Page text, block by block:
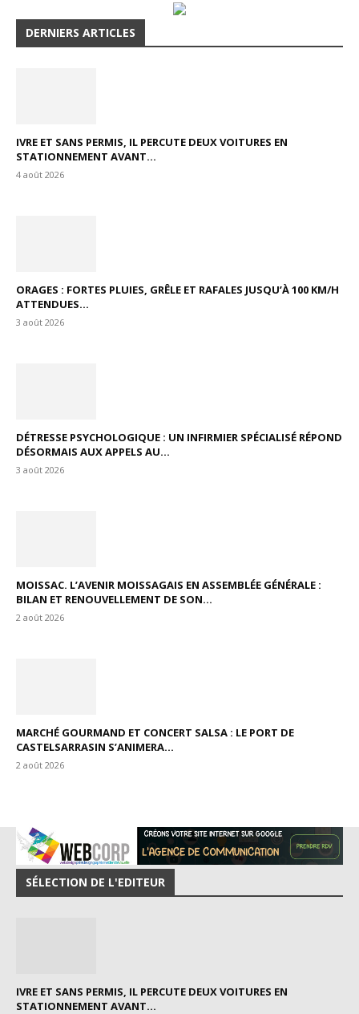
DERNIERS ARTICLES
IVRE ET SANS PERMIS, IL PERCUTE DEUX VOITURES EN
STATIONNEMENT AVANT...
4 août 2026
ORAGES : FORTES PLUIES, GRÊLE ET RAFALES JUSQU’À 100 KM/H
ATTENDUES...
3 août 2026
DÉTRESSE PSYCHOLOGIQUE : UN INFIRMIER SPÉCIALISÉ RÉPOND
DÉSORMAIS AUX APPELS AU...
3 août 2026
MOISSAC. L’AVENIR MOISSAGAIS EN ASSEMBLÉE GÉNÉRALE :
BILAN ET RENOUVELLEMENT DE SON...
2 août 2026
MARCHÉ GOURMAND ET CONCERT SALSA : LE PORT DE
CASTELSARRASIN S’ANIMERA...
2 août 2026
SÉLECTION DE L'EDITEUR
IVRE ET SANS PERMIS, IL PERCUTE DEUX VOITURES EN
STATIONNEMENT AVANT...